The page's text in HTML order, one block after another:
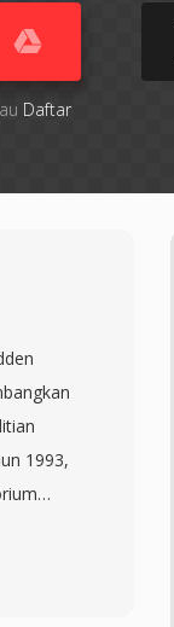
Daftar
1993,